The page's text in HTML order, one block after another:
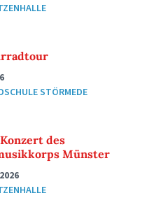
STÖRMEDE
des
Münster